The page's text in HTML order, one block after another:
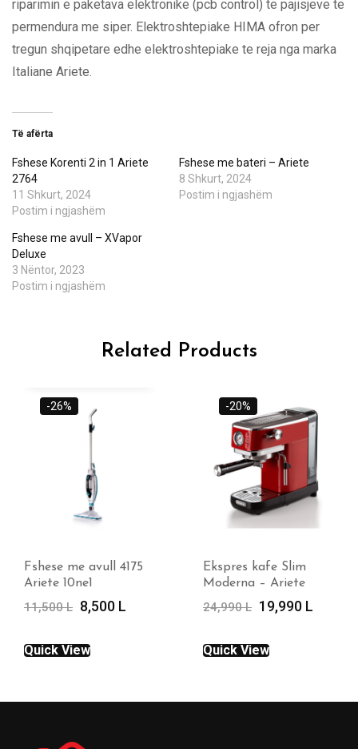
riparimin e paketava elektronike (pcb control) te pajisjeve te
permendura me siper. Elektroshtepiake HIMA ofron per
tregun shqipetare edhe elektroshtepiake te reja nga marka
Italiane Ariete.
Të afërta
Fshese Korenti 2 in 1 Ariete
2764
11 Shkurt, 2024
Postim i ngjashëm
Fshese me bateri – Ariete
8 Shkurt, 2024
Postim i ngjashëm
Fshese me avull – XVapor
Deluxe
3 Nëntor, 2023
Postim i ngjashëm
Related Products
-26%
Fshese me avull 4175
Ariete 10ne1
11,500L Çmimi
qe:
11,500 L.
8,500LÇmimi
Quick View
-20%
Ekspres kafe Slim
Moderna – Ariete
24,990L Çmimi
qe:
24,990 L.
19,990LÇmimi
Quick View